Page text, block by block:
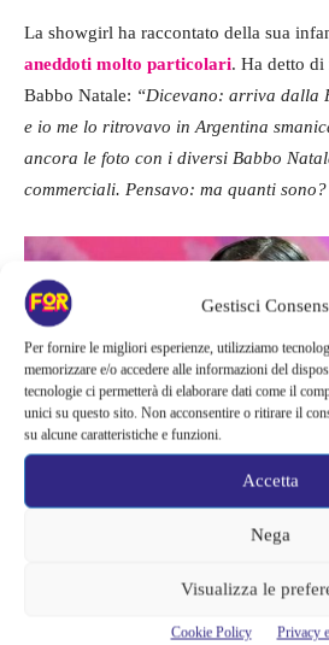
Gestisci
Per fornire le migliori esperienze, utilizziamo
memorizzare e/o accedere alle informazioni del
tecnologie ci permetterà di elaborare dati come il
unici su questo sito. Non acconsentire o ritirare il
su alcune caratteristiche e funzioni.
Accetta
Nega
Visualizza le
Cookie Policy Privacy
La showgirl ha raccontato della sua
aneddoti molto particolari. Ha detto
Babbo Natale: “Dicevano: arriva dalla
e io me lo ritrovavo in Argentina
ancora le foto con i diversi Babbo
commerciali. Pensavo: ma quanti sono?
nuova casa e Belen ha diversi ricordi
“Ricordo la casetta sull’albero